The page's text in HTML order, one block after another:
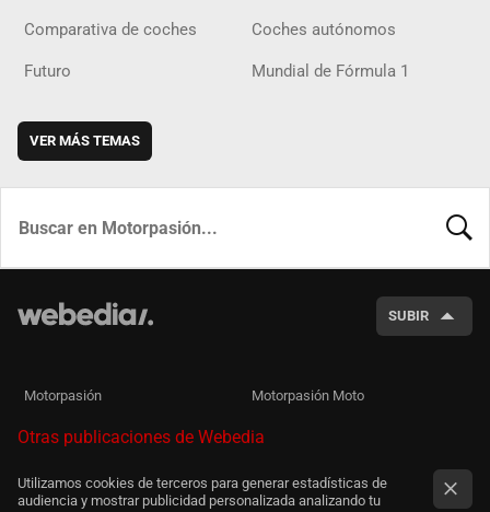
Comparativa de coches Coches autónomos
Futuro Mundial de Fórmula 1
VER MÁS TEMAS
SUBIR
Motorpasión Motorpasión Moto
Otras publicaciones de Webedia
Utilizamos cookies de terceros para generar estadísticas de
audiencia y mostrar publicidad personalizada analizando tu